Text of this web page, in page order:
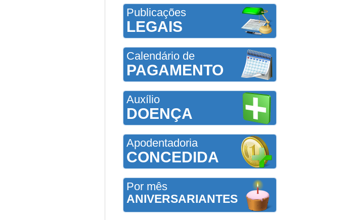
Publicações
LEGAIS
Calendário de
PAGAMENTO
Auxílio
DOENÇA
Apodentadoria
CONCEDIDA
Por mês
ANIVERSARIANTES